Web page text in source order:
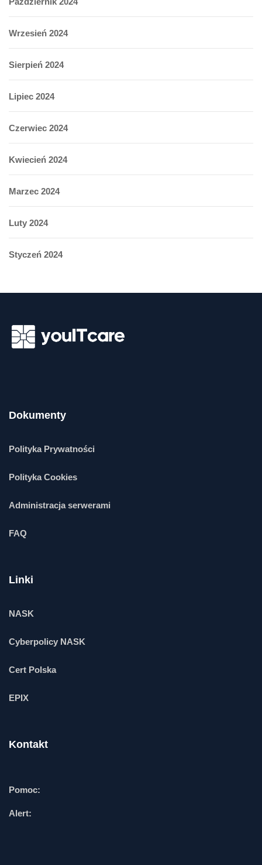
Wrzesień 2024
Sierpień 2024
Lipiec 2024
Czerwiec 2024
Kwiecień 2024
Marzec 2024
Luty 2024
Styczeń 2024
Dokumenty
Polityka Prywatności
Polityka Cookies
Administracja serwerami
FAQ
Linki
NASK
Cyberpolicy NASK
Cert Polska
EPIX
Kontakt
Pomoc:
Alert: